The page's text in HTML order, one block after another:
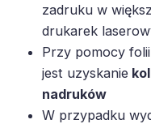
zadruku w
drukarek
Przy pomocy
jest uzyskanie
nadruków
W przypadku